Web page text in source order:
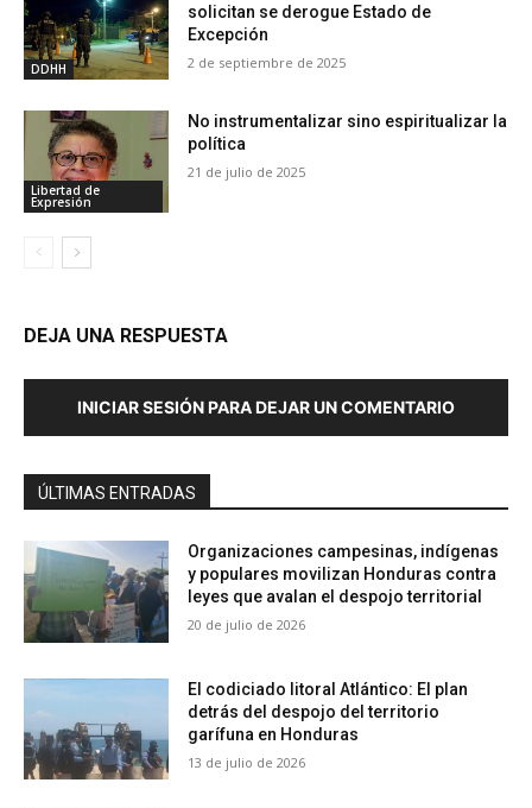
DDHH
solicitan se derogue Estado de
Excepción
2 de septiembre de 2025
Libertad de
Expresión
No instrumentalizar sino espiritualizar la
política
21 de julio de 2025
DEJA UNA RESPUESTA
INICIAR SESIÓN PARA DEJAR UN COMENTARIO
ÚLTIMAS ENTRADAS
Organizaciones campesinas, indígenas
y populares movilizan Honduras contra
leyes que avalan el despojo territorial
20 de julio de 2026
El codiciado litoral Atlántico: El plan
detrás del despojo del territorio
garífuna en Honduras
13 de julio de 2026